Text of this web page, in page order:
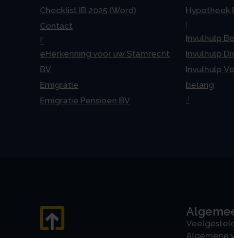
Checklist IB 2025 (Word)
Contact
E
eHerkenning voor uw Stamrecht
BV
Emigratie
Emigratie Pensioen BV
Hypotheek
Invulhulp
Invulhulp
Invulhulp
belang
Algemene